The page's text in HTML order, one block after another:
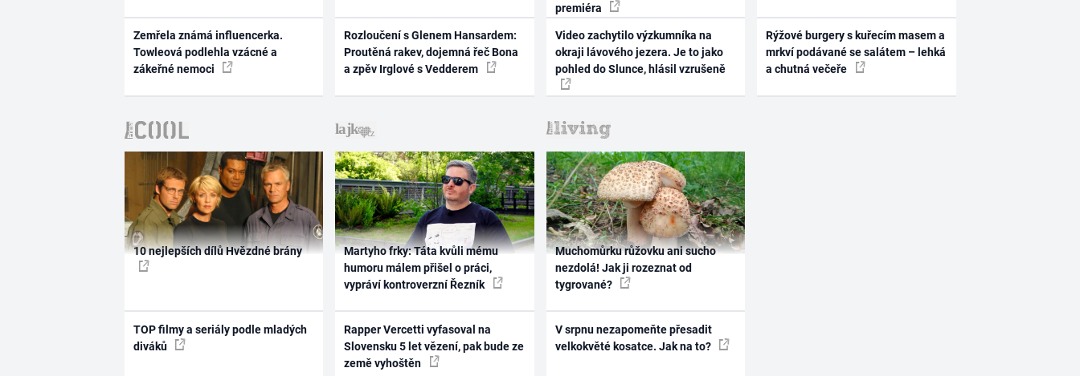
Zemřela známá influencerka.
Towleová podlehla vzácné a
zákeřné nemoci
Rozloučení s Glenem Hansardem:
Proutěná rakev, dojemná řeč Bona
a zpěv Irglové s Vedderem
premiéra
Video zachytilo výzkumníka na
okraji lávového jezera. Je to jako
pohled do Slunce, hlásil vzrušeně
Rýžové burgery s kuřecím masem a
mrkví podávané se salátem – lehká
a chutná večeře
10 nejlepších dílů Hvězdné brány
TOP filmy a seriály podle mladých
diváků
Martyho frky: Táta kvůli mému
humoru málem přišel o práci,
vypráví kontroverzní Řezník
Rapper Vercetti vyfasoval na
Slovensku 5 let vězení, pak bude ze
země vyhoštěn
Muchomůrku růžovku ani sucho
nezdolá! Jak ji rozeznat od
tygrované?
V srpnu nezapomeňte přesadit
velkokvěté kosatce. Jak na to?